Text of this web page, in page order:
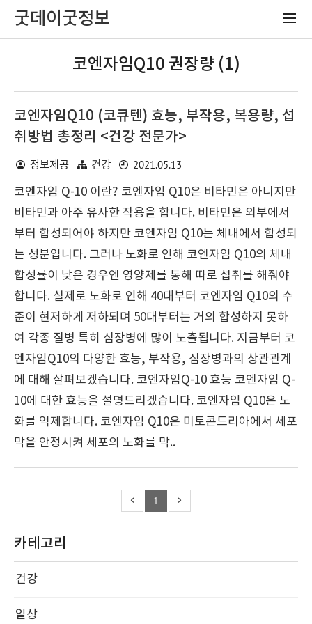
굿데이굿정보
코엔자임Q10 권장량 (1)
코엔자임Q10 (코큐텐) 효능, 부작용, 복용량, 섭
취방법 총정리 <건강 전문가>
정보제공 건강
2021.05.13
코엔자임 Q-10 이란? 코엔자임 Q10은 비타민은 아니지만
비타민과 아주 유사한 작용을 합니다. 비타민은 외부에서
부터 합성되어야 하지만 코엔자임 Q10는 체내에서 합성되
는 성분입니다. 그러나 노화로 인해 코엔자임 Q10의 체내
합성률이 낮은 경우엔 영양제를 통해 따로 섭취를 해줘야
합니다. 실제로 노화로 인해 40대부터 코엔자임 Q10의 수
준이 현저하게 저하되며 50대부터는 거의 합성하지 못하
여 각종 질병 특히 심장병에 많이 노출됩니다. 지금부터 코
엔자임Q10의 다양한 효능, 부작용, 심장병과의 상관관계
에 대해 살펴보겠습니다. 코엔자임Q-10 효능 코엔자임 Q-
10에 대한 효능을 설명드리겠습니다. 코엔자임 Q10은 노
화를 억제합니다. 코엔자임 Q10은 미토콘드리아에서 세포
막을 안정시켜 세포의 노화를 막..
1
카테고리
건강
일상